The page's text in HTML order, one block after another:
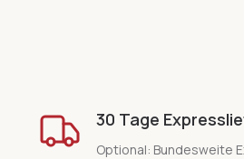
30 Tage
Optional: Bundesweite